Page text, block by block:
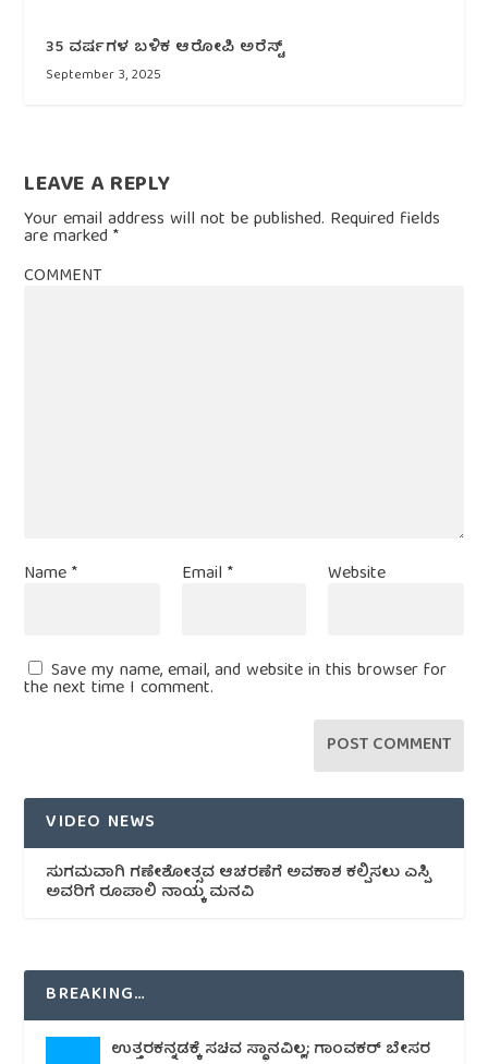
35 ವರ್ಷಗಳ ಬಳಿಕ ಆರೋಪಿ ಅರೆಸ್ಟ್
September 3, 2025
LEAVE A REPLY
Your email address will not be published. Required fields
are marked*
COMMENT
Name* Email * Website
Save my name, email, and website in this browser for
the next time I comment.
VIDEO NEWS
ಸುಗಮವಾಗಿ ಗಣೇಶೋತ್ಸವ ಆಚರಣೆಗೆ ಅವಕಾಶ ಕಲ್ಪಿಸಲು ಎಸ್ಪಿ
ಅವರಿಗೆ ರೂಪಾಲಿ ನಾಯ್ಕ ಮನವಿ
BREAKING…
ಉತ್ತರಕನ್ನಡಕ್ಕೆ ಸಚಿವ ಸ್ಥಾನವಿಲ್ಲ; ಗಾಂವಕರ್ ಬೇಸರ